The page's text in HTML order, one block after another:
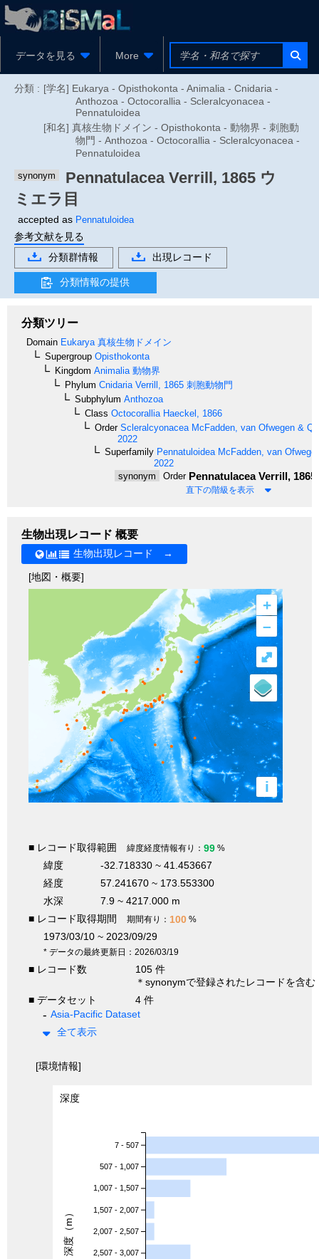
データを見る More
分類 : [学名] Eukarya - Opisthokonta - Animalia - Cnidaria -
Anthozoa - Octocorallia - Scleralcyonacea -
Pennatuloidea
[和名] 真核生物ドメイン - Opisthokonta - 動物界 - 刺胞動
物門 - Anthozoa - Octocorallia - Scleralcyonacea -
Pennatuloidea
synonym PennatulaceaVerrill, 1865 ウ
ミエラ目
accepted as Pennatuloidea
参考文献を見る
分類群情報
出現レコード
分類情報の提供
分類ツリー
Domain Eukarya 真核生物ドメイン
Supergroup Opisthokonta
Kingdom Animalia 動物界
Phylum Cnidaria Verrill, 1865 刺胞動物門
Subphylum Anthozoa
Class Octocorallia Haeckel, 1866
OrderScleralcyonacea McFadden, van Ofwegen &
2022
Superfamily Pennatuloidea McFadden, van
2022
synonym
OrderPennatulaceaVerrill, 1865
直下の階級を表示
生物出現レコード 概要
生物出現レコード →
[地図・概要]
+
–
i
⤢
■ レコード取得範囲 緯度経度情報有り： 99 %
緯度
-32.718330 ~ 41.453667
経度
57.241670 ~ 173.553300
水深
7.9 ~ 4217.000 m
■ レコード取得期間
期間有り： 100 %
1973/03/10 ~ 2023/09/29
* データの最終更新日：2026/03/19
■ レコード数
105 件
＊synonymで登録されたレコードを含む
■ データセット
4 件
Asia-Pacific Dataset
全て表示
[環境情報]
深度
7 - 507
507 - 1,007
1,007 - 1,507
1,507 - 2,007
2,007 - 2,507
2,507 - 3,007
深度（m）